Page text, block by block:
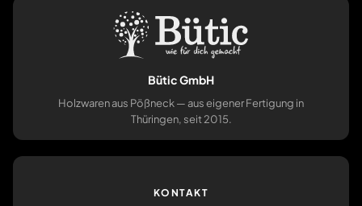
Bütic GmbH
Holzwaren aus Pößneck — aus eigener Fertigung in
Thüringen, seit 2015.
KONTAKT